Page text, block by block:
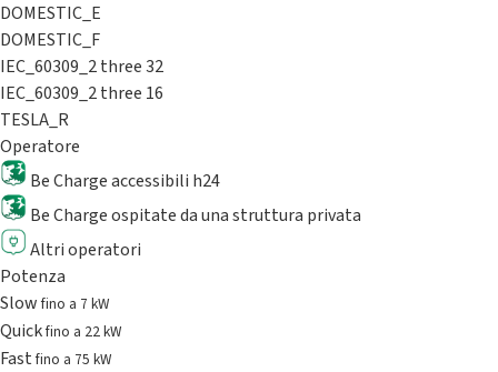
DOMESTIC_E
DOMESTIC_F
IEC_60309_2 three 32
IEC_60309_2 three 16
TESLA_R
Operatore
Be Charge accessibili h24
Be Charge ospitate da una struttura privata
Altri operatori
Potenza
Slowfino a 7 kW
Quickfino a 22 kW
Fastfino a 75 kW